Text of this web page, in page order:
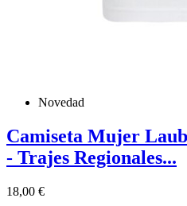
Novedad
Camiseta Mujer
- Trajes Regionales...
Precio
18,00 €